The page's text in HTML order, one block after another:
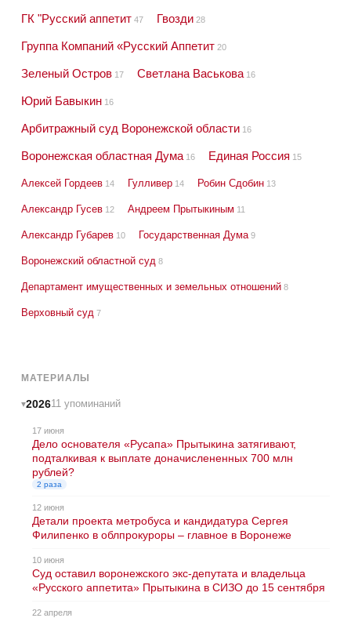
ГК "Русский аппетит 47 Гвозди 28
Группа Компаний «Русский Аппетит 20
Зеленый Остров 17 Светлана Васькова 16
Юрий Бавыкин 16
Арбитражный суд Воронежской области 16
Воронежская областная Дума 16 Единая Россия 15
Алексей Гордеев 14 Гулливер 14 Робин Сдобин 13
Александр Гусев 12 Андреем Прытыкиным 11
Александр Губарев 10 Государственная Дума 9
Воронежский областной суд 8
Департамент имущественных и земельных отношений 8
Верховный суд 7
МАТЕРИАЛЫ
202611 упоминаний
17 июня
Дело основателя «Русапа» Прытыкина затягивают,
подталкивая к выплате доначислененных 700 млн
рублей?
2 раза
12 июня
Детали проекта метробуса и кандидатура Сергея
Филипенко в облпрокуроры – главное в Воронеже
10 июня
Суд оставил воронежского экс-депутата и владельца
«Русского аппетита» Прытыкина в СИЗО до 15 сентября
22 апреля